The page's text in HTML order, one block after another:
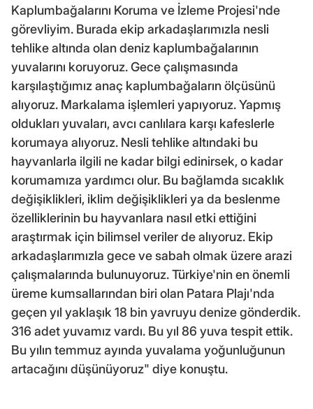
Kaplumbağalarını Koruma ve İzleme Projesi'nde
görevliyim. Burada ekip arkadaşlarımızla nesli
tehlike altında olan deniz kaplumbağalarının
yuvalarını koruyoruz. Gece çalışmasında
karşılaştığımız anaç kaplumbağaların ölçüsünü
alıyoruz. Markalama işlemleri yapıyoruz. Yapmış
oldukları yuvaları, avcı canlılara karşı kafeslerle
korumaya alıyoruz. Nesli tehlike altındaki bu
hayvanlarla ilgili ne kadar bilgi edinirsek, o kadar
korumamıza yardımcı olur. Bu bağlamda sıcaklık
değişiklikleri, iklim değişiklikleri ya da beslenme
özelliklerinin bu hayvanlara nasıl etki ettiğini
araştırmak için bilimsel veriler de alıyoruz. Ekip
arkadaşlarımızla gece ve sabah olmak üzere arazi
çalışmalarında bulunuyoruz. Türkiye'nin en önemli
üreme kumsallarından biri olan Patara Plajı'nda
geçen yıl yaklaşık 18 bin yavruyu denize gönderdik.
316 adet yuvamız vardı. Bu yıl 86 yuva tespit ettik.
Bu yılın temmuz ayında yuvalama yoğunluğunun
artacağını düşünüyoruz" diye konuştu.